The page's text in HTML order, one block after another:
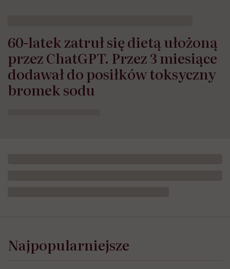
60-latek zatruł się dietą ułożoną
przez ChatGPT. Przez 3 miesiące
dodawał do posiłków toksyczny
bromek sodu
Najpopularniejsze